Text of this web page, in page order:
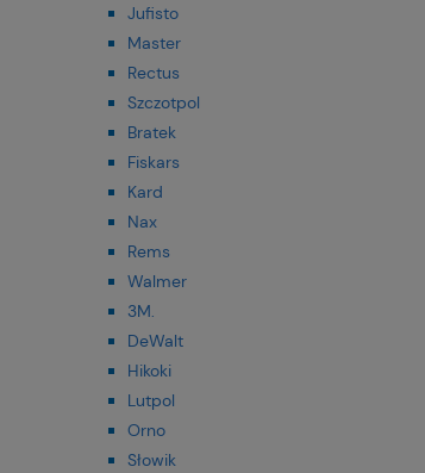
Jufisto
Master
Rectus
Szczotpol
Bratek
Fiskars
Kard
Nax
Rems
Walmer
3M.
DeWalt
Hikoki
Lutpol
Orno
Słowik